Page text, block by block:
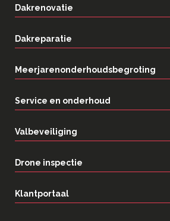
Dakrenovatie
Dakreparatie
Meerjarenonderhoudsbegroting
Service en onderhoud
Valbeveiliging
Drone inspectie
Klantportaal